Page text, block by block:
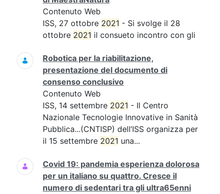
Contenuto Web
ISS, 27 ottobre 2021 - Si svolge il 28
ottobre 2021 il consueto incontro con gli
Robotica per la riabilitazione,
presentazione del documento di
consenso conclusivo
Contenuto Web
ISS, 14 settembre 2021 - Il Centro
Nazionale Tecnologie Innovative in Sanità
Pubblica...(CNTISP) dell’ISS organizza per
il 15 settembre 2021 una...
Covid 19: pandemia esperienza dolorosa
per un italiano su quattro. Cresce il
numero di sedentari tra gli ultra65enni